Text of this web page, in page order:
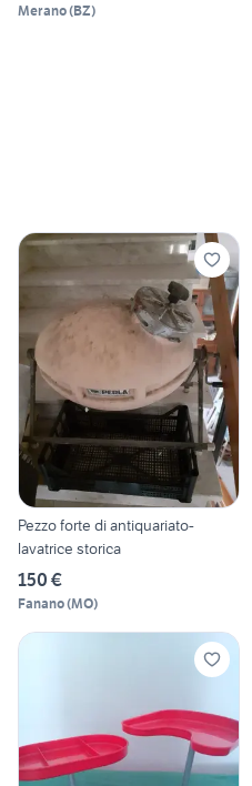
Merano(BZ)
Pezzo forte di antiquariato-
lavatrice storica
150 €
Fanano(MO)